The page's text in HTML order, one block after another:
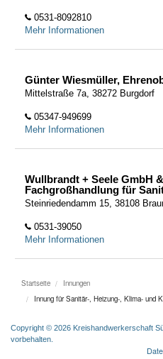
0531-8092810
Mehr Informationen
Günter Wiesmüller,
Mittelstraße 7a, 38272 Burgdorf
05347-949699
Mehr Informationen
Wullbrandt + Seele GmbH
Fachgroßhandlung für
Steinriedendamm 15, 38108
0531-39050
Mehr Informationen
Startseite
Innungen
Innung für Sanitär-, Heizung-, Klima- und
Copyright © 2026 Kreishandwerkerschaft
vorbehalten.